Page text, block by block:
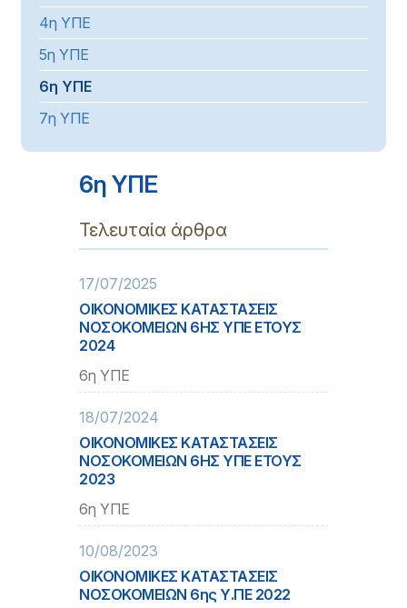
4η ΥΠΕ
5η ΥΠΕ
6η ΥΠΕ
7η ΥΠΕ
6η ΥΠΕ
Τελευταία άρθρα
17/07/2025
ΟΙΚΟΝΟΜΙΚΕΣ ΚΑΤΑΣΤΑΣΕΙΣ
ΝΟΣΟΚΟΜΕΙΩΝ 6ΗΣ ΥΠΕ ΕΤΟΥΣ
2024
6η ΥΠΕ
18/07/2024
ΟΙΚΟΝΟΜΙΚΕΣ ΚΑΤΑΣΤΑΣΕΙΣ
ΝΟΣΟΚΟΜΕΙΩΝ 6ΗΣ ΥΠΕ ΕΤΟΥΣ
2023
6η ΥΠΕ
10/08/2023
ΟΙΚΟΝΟΜΙΚΕΣ ΚΑΤΑΣΤΑΣΕΙΣ
ΝΟΣΟΚΟΜΕΙΩΝ 6ης Υ.ΠΕ 2022